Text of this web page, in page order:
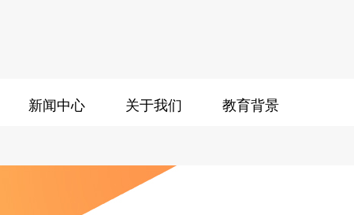
新闻中心 关于我们 教育背景